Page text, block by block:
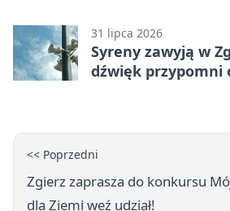
31 lipca 2026
Syreny zawyją w
dźwięk przypomni
<< Poprzedni
Zgierz zaprasza do konkursu
dla Ziemi weź udział!